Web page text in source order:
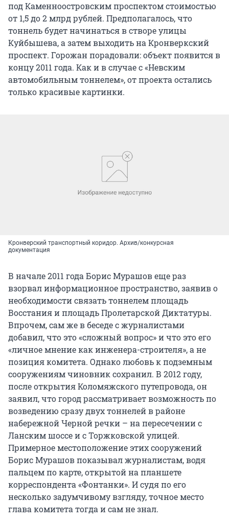
под Каменноостровским проспектом стоимостью
от 1,5 до 2 млрд рублей. Предполагалось, что
тоннель будет начинаться в створе улицы
Куйбышева, а затем выходить на Кронверкский
проспект. Горожан порадовали: объект появится в
концу 2011 года. Как и в случае с «Невским
автомобильным тоннелем», от проекта остались
только красивые картинки.
Кронверский транспортный коридор. Архив/конкурсная
документация
В начале 2011 года Борис Мурашов еще раз
взорвал информационное пространство, заявив о
необходимости связать тоннелем площадь
Восстания и площадь Пролетарской Диктатуры.
Впрочем, сам же в беседе с журналистами
добавил, что это «сложный вопрос» и что это его
«личное мнение как инженера-строителя», а не
позиция комитета. Однако любовь к подземным
сооружениям чиновник сохранил. В 2012 году,
после открытия Коломяжского путепровода, он
заявил, что город рассматривает возможность по
возведению сразу двух тоннелей в районе
набережной Черной речки – на пересечении с
Ланским шоссе и с Торжковской улицей.
Примерное местоположение этих сооружений
Борис Мурашов показывал журналистам, водя
пальцем по карте, открытой на планшете
корреспондента «Фонтанки». И судя по его
несколько задумчивому взгляду, точное место
глава комитета тогда и сам не знал.